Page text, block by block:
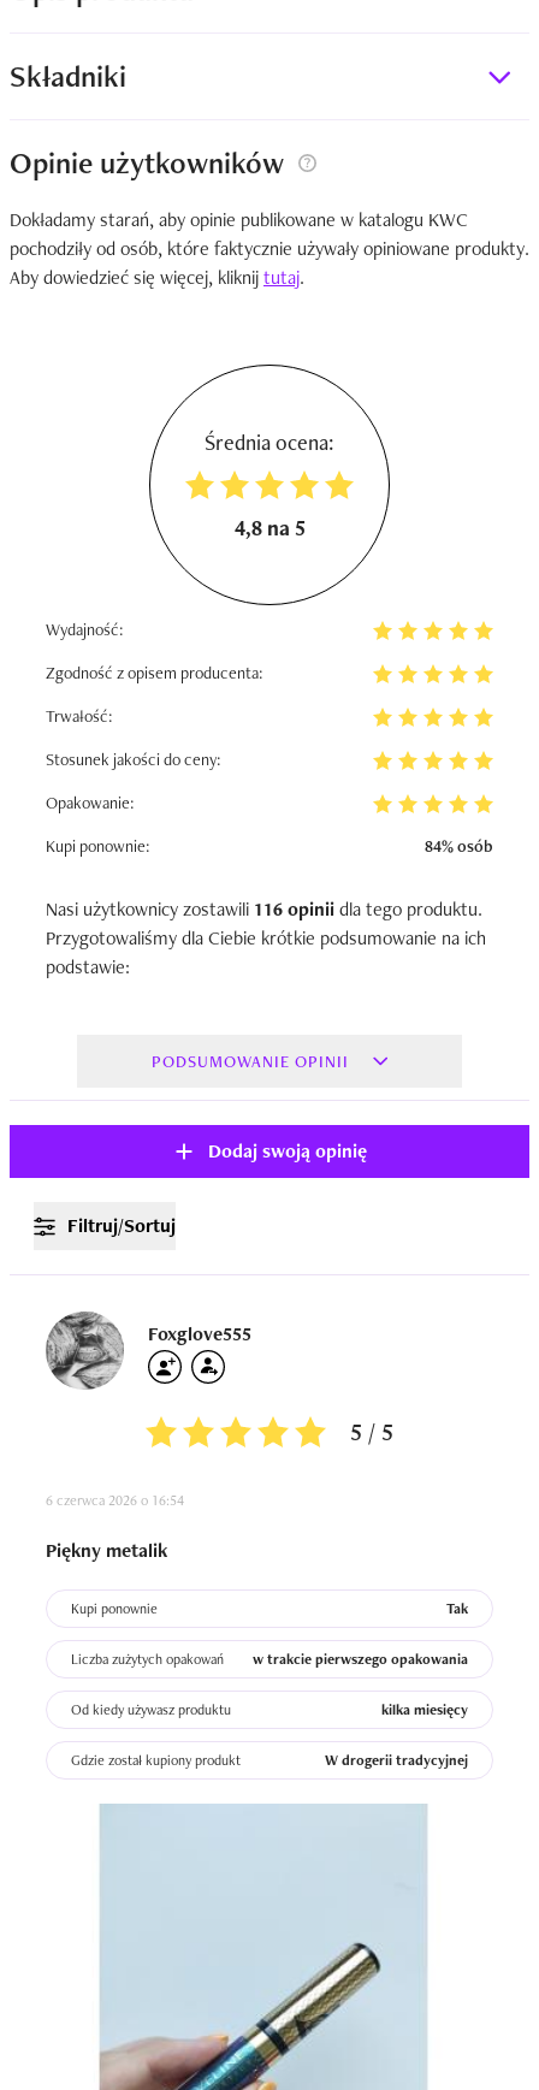
Składniki
Opinie użytkowników
Dokładamy starań, aby opinie publikowane w katalogu KWC
pochodziły od osób, które faktycznie używały opiniowane produkty.
Aby dowiedzieć się więcej, kliknijtutaj.
Średnia ocena:
4,8 na 5
Wydajność:
Zgodność z opisem producenta:
Trwałość:
Stosunek jakości do ceny:
Opakowanie:
Kupi ponownie:
84% osób
Nasi użytkownicy zostawili 116 opiniidla tego produktu.
Przygotowaliśmy dla Ciebie krótkie podsumowanie na ich
podstawie:
PODSUMOWANIE OPINII
Dodaj swoją opinię
Filtruj/Sortuj
Foxglove555
5 / 5
6 czerwca 2026 o 16:54
Piękny metalik
Kupi ponownie Tak
Liczba zużytych opakowań w trakcie pierwszego opakowania
Od kiedy używasz produktu kilka miesięcy
Gdzie został kupiony produkt W drogerii tradycyjnej